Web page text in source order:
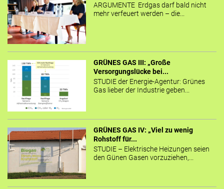
ARGUMENTE Erdgas darf bald nicht
mehr verfeuert werden – die...
GRÜNES GAS III: „Große
Versorgungslücke bei...
STUDIE der Energie-Agentur: Grünes
Gas lieber der Industrie geben...
GRÜNES GAS IV: „Viel zu wenig
Rohstoff für...
STUDIE – Elektrische Heizungen seien
den Günen Gasen vorzuziehen,...